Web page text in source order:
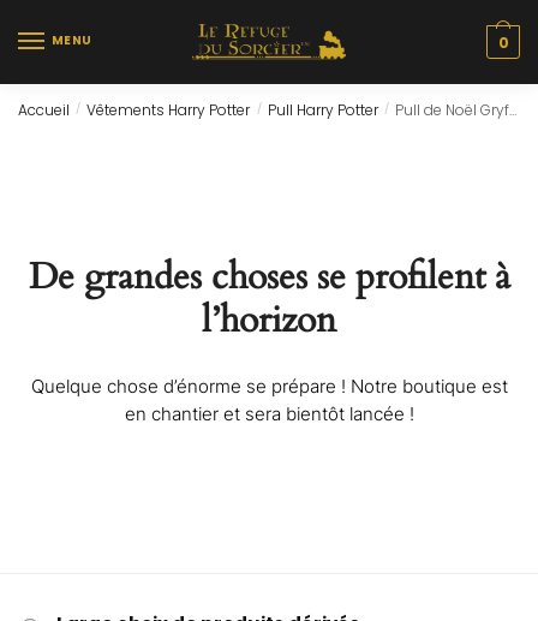
MENU 0
Accueil / Vêtements Harry Potter / Pull Harry Potter / Pull de Noël Gryffondor
De grandes choses se profilent à
l’horizon
Quelque chose d’énorme se prépare ! Notre boutique est
en chantier et sera bientôt lancée !